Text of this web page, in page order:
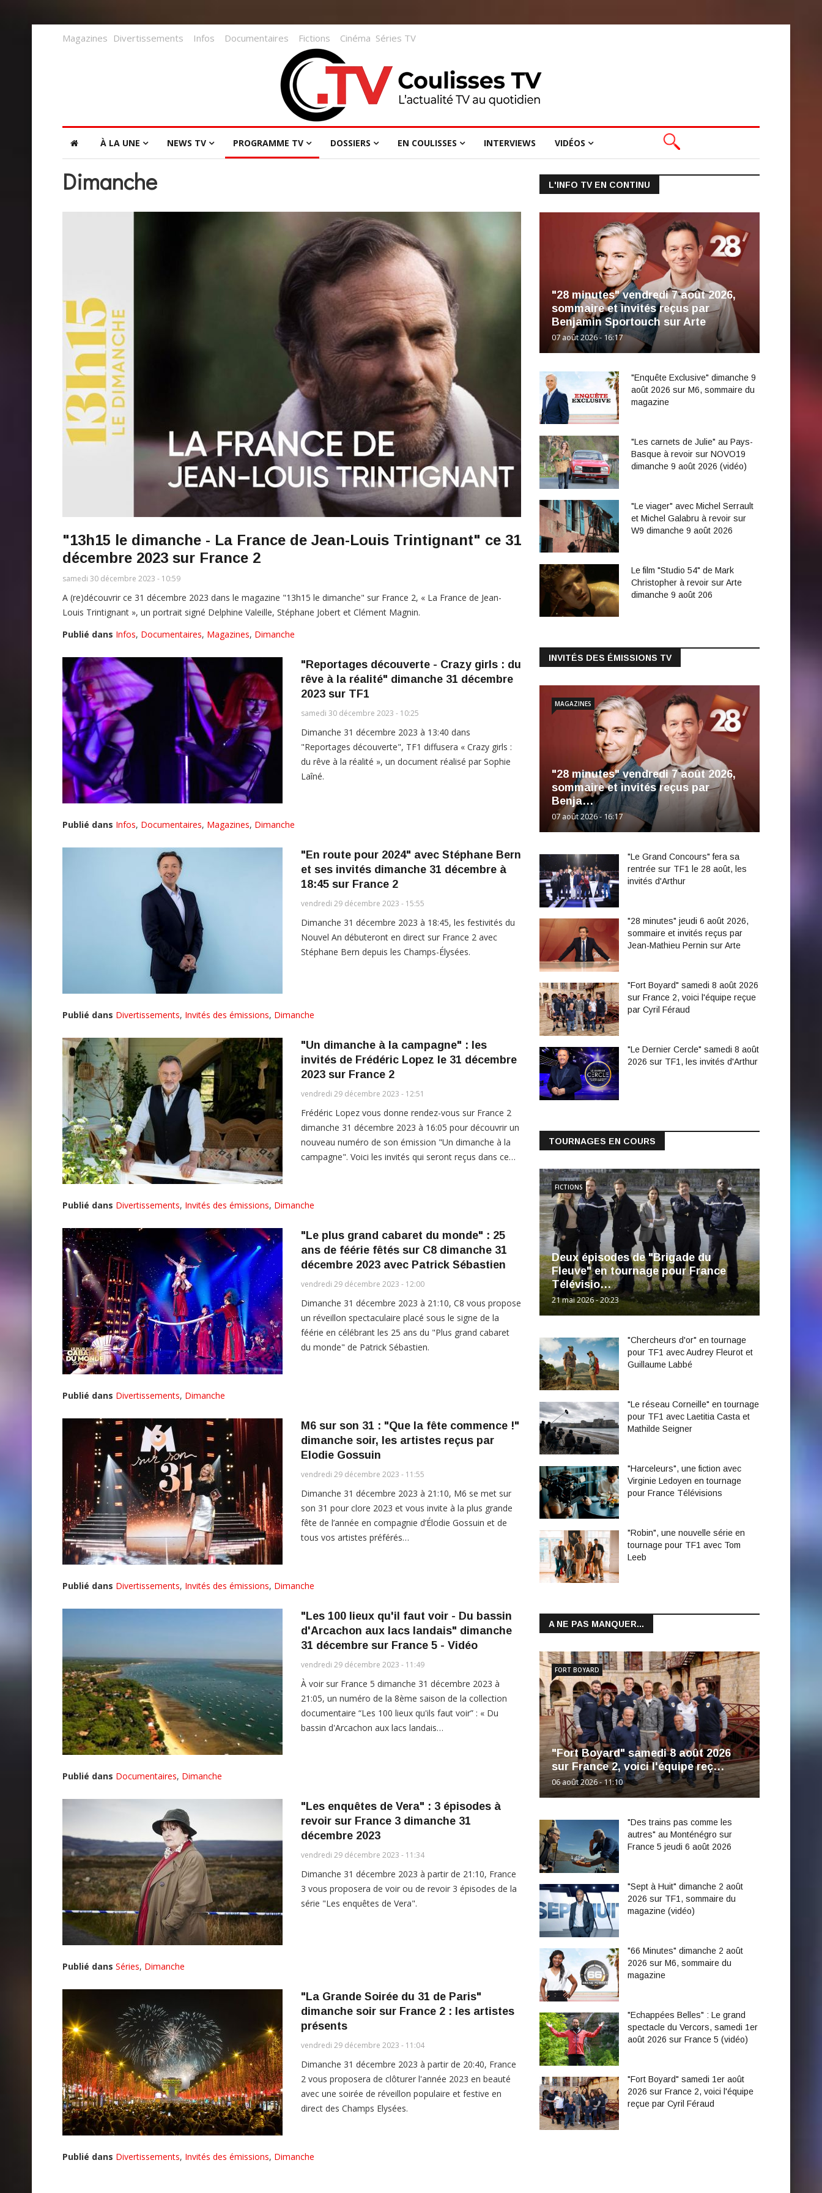
Magazines Divertissements Infos Documentaires Fictions Cinéma Séries TV
À LA UNE NEWS TV PROGRAMME TV DOSSIERS EN COULISSES INTERVIEWS VIDÉOS
Dimanche
"13h15 le dimanche - La France de Jean-Louis Trintignant" ce 31
décembre 2023 sur France 2
samedi 30 décembre 2023 - 10:59
A (re)découvrir ce 31 décembre 2023 dans le magazine "13h15 le dimanche" sur France 2, « La France de Jean-
Louis Trintignant », un portrait signé Delphine Valeille, Stéphane Jobert et Clément Magnin.
Publié dans Infos, Documentaires, Magazines, Dimanche
"Reportages découverte - Crazy girls : du
rêve à la réalité" dimanche 31 décembre
2023 sur TF1
samedi 30 décembre 2023 - 10:25
Dimanche 31 décembre 2023 à 13:40 dans
"Reportages découverte", TF1 diffusera « Crazy girls :
du rêve à la réalité », un document réalisé par Sophie
Laîné.
Publié dans Infos, Documentaires, Magazines, Dimanche
"En route pour 2024" avec Stéphane Bern
et ses invités dimanche 31 décembre à
18:45 sur France 2
vendredi 29 décembre 2023 - 15:55
Dimanche 31 décembre 2023 à 18:45, les festivités du
Nouvel An débuteront en direct sur France 2 avec
Stéphane Bern depuis les Champs-Élysées.
Publié dans Divertissements, Invités des émissions, Dimanche
"Un dimanche à la campagne" : les
invités de Frédéric Lopez le 31 décembre
2023 sur France 2
vendredi 29 décembre 2023 - 12:51
Frédéric Lopez vous donne rendez-vous sur France 2
dimanche 31 décembre 2023 à 16:05 pour découvrir un
nouveau numéro de son émission "Un dimanche à la
campagne". Voici les invités qui seront reçus dans ce…
Publié dans Divertissements, Invités des émissions, Dimanche
"Le plus grand cabaret du monde" : 25
ans de féérie fêtés sur C8 dimanche 31
décembre 2023 avec Patrick Sébastien
vendredi 29 décembre 2023 - 12:00
Dimanche 31 décembre 2023 à 21:10, C8 vous propose
un réveillon spectaculaire placé sous le signe de la
féérie en célébrant les 25 ans du "Plus grand cabaret
du monde" de Patrick Sébastien.
Publié dans Divertissements, Dimanche
M6 sur son 31 : "Que la fête commence !"
dimanche soir, les artistes reçus par
Elodie Gossuin
vendredi 29 décembre 2023 - 11:55
Dimanche 31 décembre 2023 à 21:10, M6 se met sur
son 31 pour clore 2023 et vous invite à la plus grande
fête de l’année en compagnie d’Élodie Gossuin et de
tous vos artistes préférés…
Publié dans Divertissements, Invités des émissions, Dimanche
"Les 100 lieux qu'il faut voir - Du bassin
d'Arcachon aux lacs landais" dimanche
31 décembre sur France 5 - Vidéo
vendredi 29 décembre 2023 - 11:49
À voir sur France 5 dimanche 31 décembre 2023 à
21:05, un numéro de la 8ème saison de la collection
documentaire “Les 100 lieux qu'ils faut voir” : « Du
bassin d'Arcachon aux lacs landais…
Publié dans Documentaires, Dimanche
"Les enquêtes de Vera" : 3 épisodes à
revoir sur France 3 dimanche 31
décembre 2023
vendredi 29 décembre 2023 - 11:34
Dimanche 31 décembre 2023 à partir de 21:10, France
3 vous proposera de voir ou de revoir 3 épisodes de la
série "Les enquêtes de Vera".
Publié dans Séries, Dimanche
"La Grande Soirée du 31 de Paris"
dimanche soir sur France 2 : les artistes
présents
vendredi 29 décembre 2023 - 11:04
Dimanche 31 décembre 2023 à partir de 20:40, France
2 vous proposera de clôturer l'année 2023 en beauté
avec une soirée de réveillon populaire et festive en
direct des Champs Elysées.
Publié dans Divertissements, Invités des émissions, Dimanche
L'INFO TV EN CONTINU
"28 minutes" vendredi 7 août 2026,
sommaire et invités reçus par
Benjamin Sportouch sur Arte
07 août 2026 - 16:17
"Enquête Exclusive" dimanche 9
août 2026 sur M6, sommaire du
magazine
"Les carnets de Julie" au Pays-
Basque à revoir sur NOVO19
dimanche 9 août 2026 (vidéo)
"Le viager" avec Michel Serrault
et Michel Galabru à revoir sur
W9 dimanche 9 août 2026
Le film "Studio 54" de Mark
Christopher à revoir sur Arte
dimanche 9 août 206
INVITÉS DES ÉMISSIONS TV
"28 minutes" vendredi 7 août 2026,
sommaire et invités reçus par
Benja…
07 août 2026 - 16:17
MAGAZINES
"Le Grand Concours" fera sa
rentrée sur TF1 le 28 août, les
invités d'Arthur
"28 minutes" jeudi 6 août 2026,
sommaire et invités reçus par
Jean-Mathieu Pernin sur Arte
"Fort Boyard" samedi 8 août 2026
sur France 2, voici l'équipe reçue
par Cyril Féraud
"Le Dernier Cercle" samedi 8 août
2026 sur TF1, les invités d'Arthur
TOURNAGES EN COURS
Deux épisodes de "Brigade du
Fleuve" en tournage pour France
Télévisio…
21 mai 2026 - 20:23
FICTIONS
"Chercheurs d'or" en tournage
pour TF1 avec Audrey Fleurot et
Guillaume Labbé
"Le réseau Corneille" en tournage
pour TF1 avec Laetitia Casta et
Mathilde Seigner
"Harceleurs", une fiction avec
Virginie Ledoyen en tournage
pour France Télévisions
"Robin", une nouvelle série en
tournage pour TF1 avec Tom
Leeb
A NE PAS MANQUER...
"Fort Boyard" samedi 8 août 2026
sur France 2, voici l'équipe reç…
06 août 2026 - 11:10
FORT BOYARD
"Des trains pas comme les
autres" au Monténégro sur
France 5 jeudi 6 août 2026
"Sept à Huit" dimanche 2 août
2026 sur TF1, sommaire du
magazine (vidéo)
"66 Minutes" dimanche 2 août
2026 sur M6, sommaire du
magazine
"Echappées Belles" : Le grand
spectacle du Vercors, samedi 1er
août 2026 sur France 5 (vidéo)
"Fort Boyard" samedi 1er août
2026 sur France 2, voici l'équipe
reçue par Cyril Féraud